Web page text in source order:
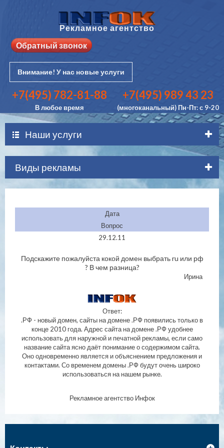
Рекламное агентство
Обратный звонок
Внимание! У нас новые услуги
+7(495) 782-81-88
В любое время
+7(495) 989 43 23
(многоканальный) Пн-Пт: с 9-20
Наши услуги
Виды рекламы
Дата
Вопрос
29.12.11
Подскажите пожалуйста кокой домен выбрать ru или рф
? В чем разница?
Ирина
Ответ:
.РФ - новый домен, сайты на домене .РФ появились только в
конце 2010 года. Адрес сайта на домене .РФ удобнее
использовать для наружной и печатной рекламы, если само
название сайта ясно даёт понимание о содержимом сайта.
Оно одновременно является и объяснением предложения и
контактами. Со временем домены .РФ будут очень широко
использоваться на нашем рынке.
Рекламное агентство Инфок